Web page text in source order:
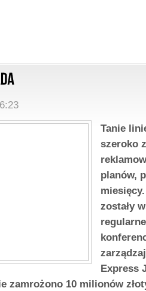
Tanie
szeroko
planów,
zostały
Express
zamrożono 10 milionów